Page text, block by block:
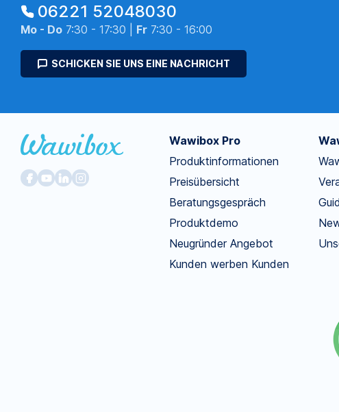
06221 52048030
Mo - Do 7:30 - 17:30 | Fr 7:30 - 16:00
SCHICKEN SIE UNS EINE NACHRICHT
Wawibox Pro
Produktinformationen
Preisübersicht
Beratungsgespräch
Produktdemo
Neugründer Angebot
Kunden werben Kunden